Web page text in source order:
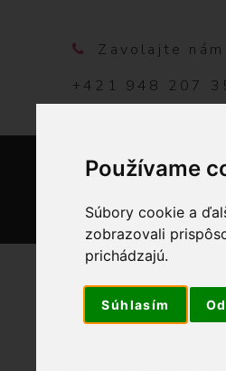
Používame
Súbory cookie a
zobrazovali
prichádzajú.
Súhlasím
Zavolajte nám
+421 948 207